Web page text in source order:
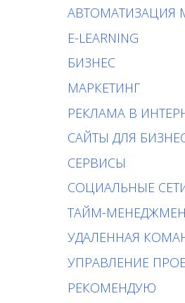
АВТОМАТИЗАЦИЯ
E-LEARNING
БИЗНЕС
МАРКЕТИНГ
РЕКЛАМА В
САЙТЫ ДЛЯ
СЕРВИСЫ
СОЦИАЛЬНЫЕ
ТАЙМ-
УДАЛЕННАЯ
УПРАВЛЕНИЕ
РЕКОМЕНДУЮ